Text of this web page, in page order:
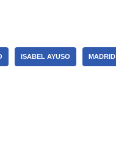
ISABEL AYUSO MADRID